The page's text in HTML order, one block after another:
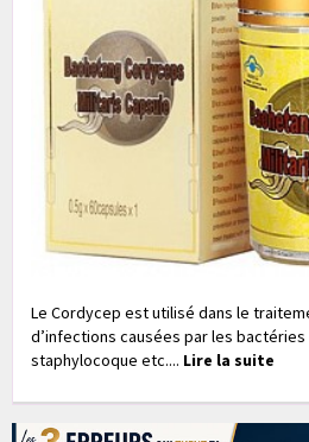
Le Cordycep est utilisé dans le
d’infections causées par les
staphylocoque etc.... Lire la suite